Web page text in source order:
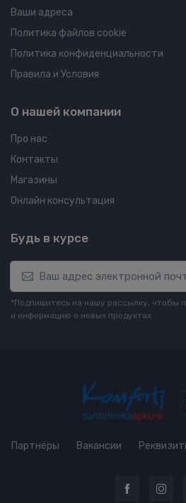
Ваши адреса
Политика файлов cookie
Политика конфиденциальности
Правила и Условия
О нашей компании
Про нас
Контакты
Магазины
Онлайн консультация
Будь в курсе
*Подпишитесь на нашу рассылку, чтобы
и информацию о новых продуктах
Партнёры Вакансии